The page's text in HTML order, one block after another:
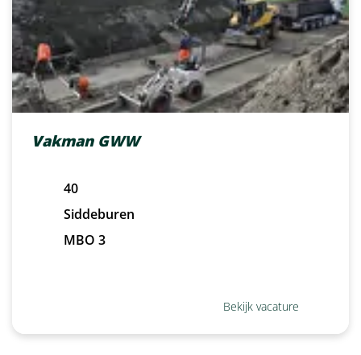
Vakman GWW
40
Siddeburen
MBO 3
Bekijk vacature